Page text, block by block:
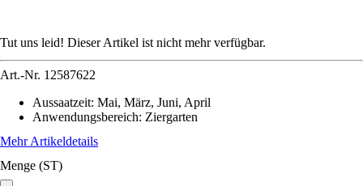
Tut uns leid! Dieser Artikel ist nicht mehr verfügbar.
Art.-Nr. 12587622
Aussaatzeit: Mai, März, Juni, April
Anwendungsbereich: Ziergarten
Mehr Artikeldetails
Menge (ST)